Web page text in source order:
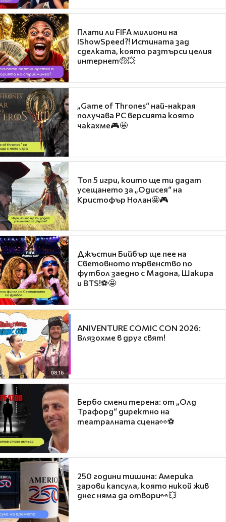
Плати ли FIFA милиони на
IShowSpeed?! Истината зад
сделката, която разтърси целия
интернет🤑💥
„Game of Thrones“ най-накрая
получава PC версията която
чакахме🎮🤩
Топ 5 игри, които ще ти дадат
усещането за „Одисея“ на
Кристофър Нолан🤩🎮
Джъстин Бийбър ще пее на
Световното първенство по
футбол заедно с Мадона, Шакира
и BTS!⚽🤩
08:16
ANIVENTURE COMIC CON 2026:
Влязохме в друг свят!
Бербо смени терена: от „Олд
Трафорд“ директно на
театралната сцена👀⚽
250 години тишина: Америка
зарови капсула, която никой жив
днес няма да отвори👀💥